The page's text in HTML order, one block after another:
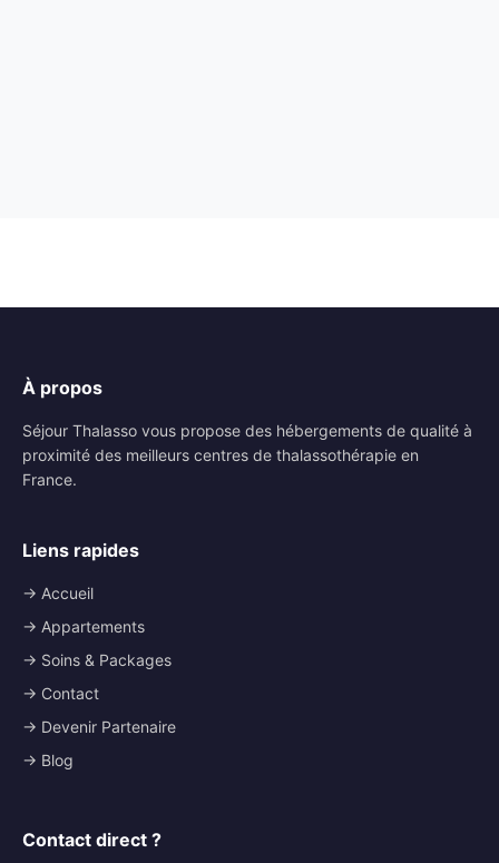
À propos
Séjour Thalasso vous propose des hébergements de qualité à
proximité des meilleurs centres de thalassothérapie en
France.
Liens rapides
→ Accueil
→ Appartements
→ Soins & Packages
→ Contact
→ Devenir Partenaire
→ Blog
Contact direct ?